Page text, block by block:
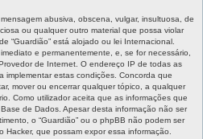
abusiva, obscena, vulgar, insultuosa, de
ou qualquer outro material que possa violar
“Guardião” está alojado ou lei Internacional.
e permanentemente, e, se for necessário,
de Internet. O endereço IP de todas as
implementar estas condições. Concorda que
mover ou encerrar qualquer tópico, a qualquer
Como utilizador aceita que as informações que
de Dados. Apesar desta informação não ser
o “Guardião” ou o phpBB não podem ser
que possam expor essa informação.